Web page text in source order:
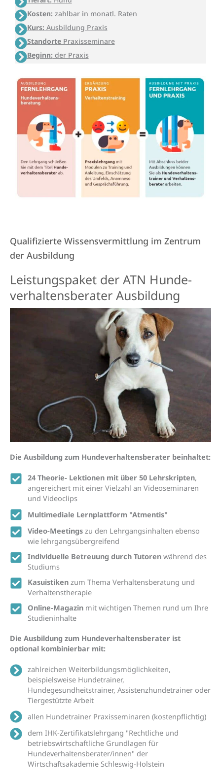
Kosten: zahlbar in monatl. Raten
Kurs: Ausbildung Praxis
StandortePraxisseminare
Beginn: der Praxis
Qualifizierte Wissensvermittlung im Zentrum
der Ausbildung
Leistungs­paket der ATN Hunde­
verhaltens­berater Aus­bildung
Die Ausbildung zum Hundeverhaltensberater beinhaltet:
24 Theorie- Lektionen mit über 50 Lehrskripten,
angereichert mit einer Vielzahl an Videoseminaren
und Videoclips
Multimediale Lernplattform "Atmentis"
Video-Meetings zu den Lehrgangsinhalten ebenso
wie lehrgangsübergreifend
Individuelle Betreuung durch Tutorenwährend des
Studiums
Kasuistiken zum Thema Verhaltensberatung und
Verhaltenstherapie
Online-Magazin mit wichtigen Themen rund um Ihre
Studieninhalte
Die Ausbildung zum Hundeverhaltensberater ist
optional kombinierbar mit:
zahlreichen Weiterbildungsmöglichkeiten,
beispielsweise Hundetrainer,
Hundegesundheitstrainer, Assistenzhundetrainer oder
Tiergestützte Arbeit
allen Hundetrainer Praxisseminaren (kostenpflichtig)
dem IHK-Zertifikatslehrgang "Rechtliche und
betriebswirtschaftliche Grundlagen für
Hundeverhaltensberater/innen" der
Wirtschaftsakademie Schleswig-Holstein